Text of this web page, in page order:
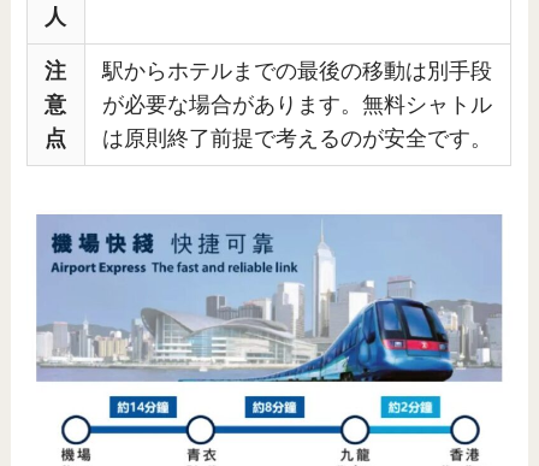
人
注
意
点
駅からホテルまでの最後の移動は別手段
が必要な場合があります。無料シャトル
は原則終了前提で考えるのが安全です。